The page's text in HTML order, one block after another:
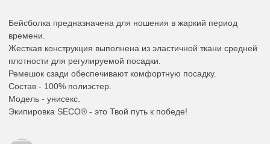
Бейсболка предназначена для ношения в жаркий период
времени.
Жесткая конструкция выполнена из эластичной ткани средней
плотности для регулируемой посадки.
Ремешок сзади обеспечивают комфортную посадку.
Состав - 100% полиэстер.
Модель - унисекс.
Экипировка SECO® - это Твой путь к победе!